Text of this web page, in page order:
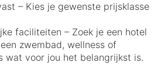
– Kies je gewenste prijsklasse
faciliteiten – Zoek je een hotel
zwembad, wellness of
wat voor jou het belangrijkst is.